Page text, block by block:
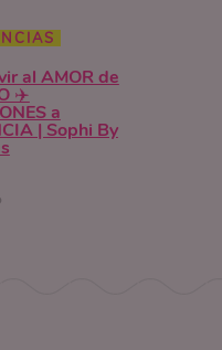
al AMOR de
✈️
a
| Sophi By